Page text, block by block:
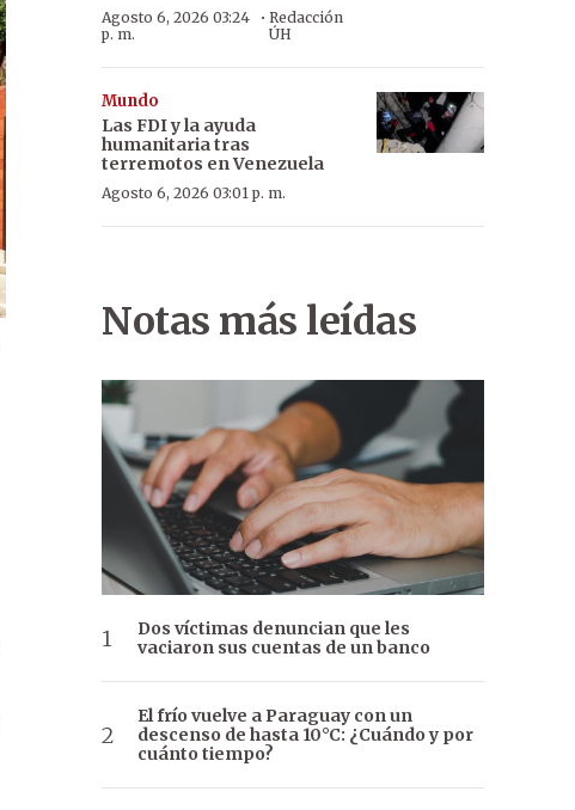
Agosto 6, 2026 03:24
p. m.
· Redacción
ÚH
Mundo
Las FDI y la ayuda
humanitaria tras
terremotos en Venezuela
Agosto 6, 2026 03:01 p. m.
Notas más leídas
Dos víctimas denuncian que les
vaciaron sus cuentas de un banco
El frío vuelve a Paraguay con un
descenso de hasta 10°C: ¿Cuándo y por
cuánto tiempo?